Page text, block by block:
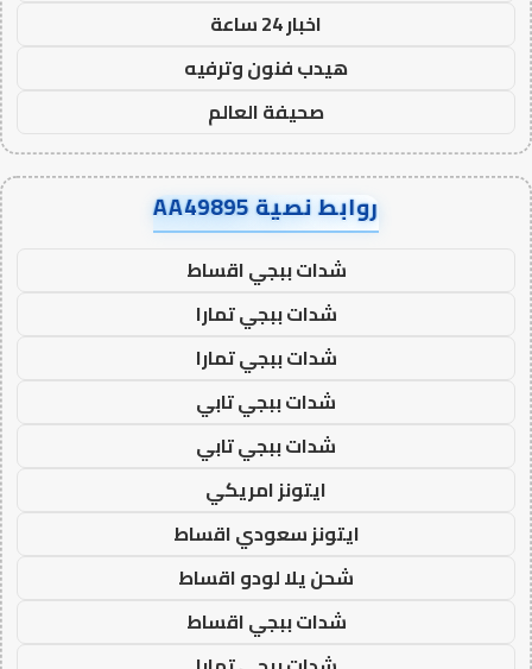
اخبار 24 ساعة
هيدب فنون وترفيه
صحيفة العالم
روابط نصية AA49895
شدات ببجي اقساط
شدات ببجي تمارا
شدات ببجي تمارا
شدات ببجي تابي
شدات ببجي تابي
ايتونز امريكي
ايتونز سعودي اقساط
شحن يلا لودو اقساط
شدات ببجي اقساط